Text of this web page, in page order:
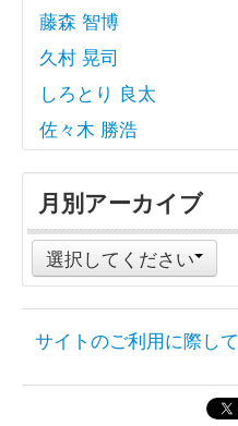
藤森 智博
久村 晃司
しろとり 良太
佐々木 勝浩
月別アーカイブ
選択してください
サイトのご利用に際して